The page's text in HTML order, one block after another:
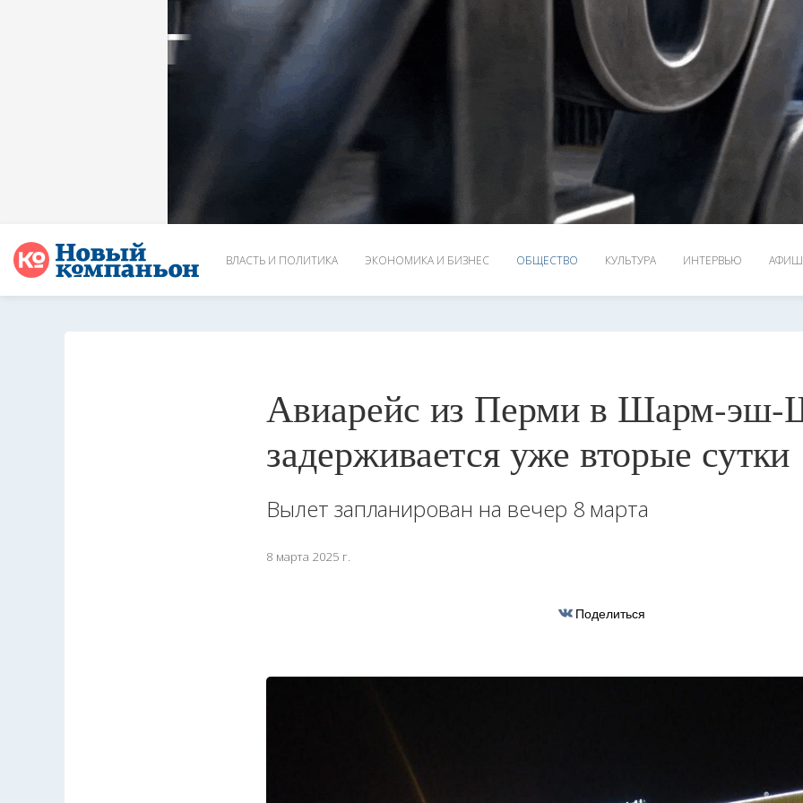
ВЛАСТЬ И ПОЛИТИКА ЭКОНОМИКА И БИЗНЕС ОБЩЕСТВО КУЛЬТУРА ИНТЕРВЬЮ
Авиарейс из Перми в Шарм-
задерживается уже вторые сутки
Вылет запланирован на вечер 8 марта
8 марта 2025 г.
Поделиться